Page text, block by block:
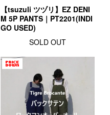
【tsuzuli ツヅリ】EZ DENI
M 5P PANTS｜PT2201(INDI
GO USED)
SOLD OUT